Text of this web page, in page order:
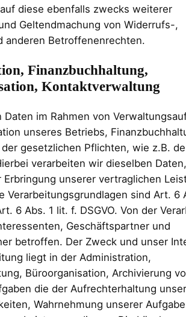
diese ebenfalls zwecks weiterer
Geltendmachung von Widerrufs-,
anderen Betroffenenrechten.
Finanzbuchhaltung,
Kontaktverwaltung
Daten im Rahmen von
unseres Betriebs,
gesetzlichen Pflichten, wie z.B.
verarbeiten wir dieselben
Erbringung unserer vertraglichen
Verarbeitungsgrundlagen sind Art. 6
6 Abs. 1 lit. f. DSGVO. Von der
Geschäftspartner und
betroffen. Der Zweck und unser
liegt in der Administration,
Büroorganisation, Archivierung
die der Aufrechterhaltung
Wahrnehmung unserer